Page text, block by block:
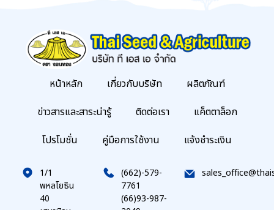
หน้าหลัก เกี่ยวกับบริษัท
ผลิตภัณฑ์
ข่าวสารและสาระน่ารู้
ติดต่อเรา
แค็ตตาล็อก
โปรโมชั่น
คู่มือการใช้งาน แจ้งชำระเงิน
1/1
พหลโยธิน
40
(662)-579-
7761
(66)93-987-